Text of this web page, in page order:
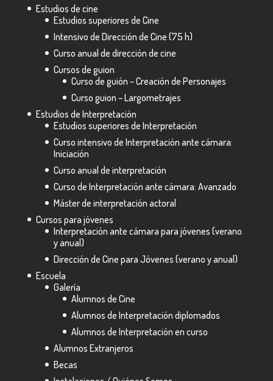
Estudios de cine
Estudios superiores de Cine
Intensivo de Dirección de Cine (75 h)
Curso anual de dirección de cine
Cursos de guion
Curso de guión – Creación de Personajes
Curso guion – Largometrajes
Estudios de Interpretación
Estudios superiores de Interpretación
Curso intensivo de Interpretación ante cámara:
Iniciación
Curso anual de interpretación
Curso de Interpretación ante cámara: Avanzado
Máster de interpretación actoral
Cursos para jóvenes
Interpretación ante cámara para jóvenes (verano
y anual)
Dirección de Cine para Jóvenes (verano y anual)
Escuela
Galería
Alumnos de Cine
Alumnos de Interpretación diplomados
Alumnos de Interpretación en curso
Alumnos Extranjeros
Becas